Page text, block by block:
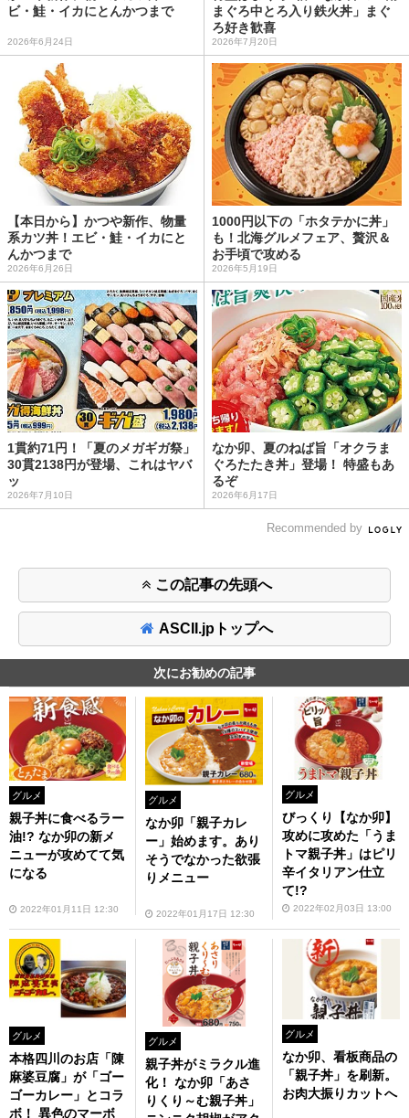
ビ・鮭・イカにとんかつまで
2026年6月24日
まぐろ中とろ入り鉄火丼」まぐ
ろ好き歓喜
2026年7月20日
【本日から】かつや新作、物量
系カツ丼！エビ・鮭・イカにと
んかつまで
2026年6月26日
1000円以下の「ホタテかに丼」
も！北海グルメフェア、贅沢＆
お手頃で攻める
2026年5月19日
1貫約71円！「夏のメガギガ祭」
30貫2138円が登場、これはヤバ
ッ
2026年7月10日
なか卯、夏のねば旨「オクラま
ぐろたたき丼」登場！ 特盛もあ
るぞ
2026年6月17日
Recommended by
この記事の先頭へ
ASCII.jpトップへ
次にお勧めの記事
グルメ
親子丼に食べるラー
油!? なか卯の新メ
ニューが攻めてて気
になる
2022年01月11日 12:30
グルメ
なか卯「親子カレ
ー」始めます。あり
そうでなかった欲張
りメニュー
2022年01月17日 12:30
グルメ
びっくり【なか卯】
攻めに攻めた「うま
トマ親子丼」はピリ
辛イタリアン仕立
て!?
2022年02月03日 13:00
グルメ
本格四川のお店「陳
麻婆豆腐」が「ゴー
ゴーカレー」とコラ
ボ！ 異色のマーボ
グルメ
親子丼がミラクル進
化！ なか卯「あさ
りくり～む親子丼」
グルメ
なか卯、看板商品の
「親子丼」を刷新。
お肉大振りカットへ